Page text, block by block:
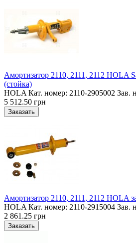
Амортизатор 2110, 2111, 2112 HOLA
(стойка)
HOLA Кат. номер: 2110-2905002 Зав.
5 512.50 грн
Амортизатор 2110, 2111, 2112 HOLA
HOLA Кат. номер: 2110-2915004 Зав.
2 861.25 грн